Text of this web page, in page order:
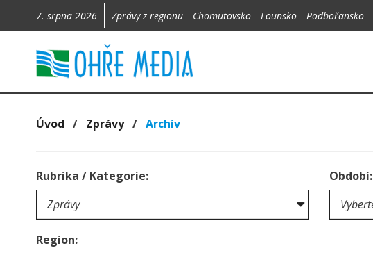
7. srpna 2026 Zprávy z regionu Chomutovsko Lounsko Podbořansko
Úvod / Zprávy/ Archív
Rubrika / Kategorie: Období:
Region: